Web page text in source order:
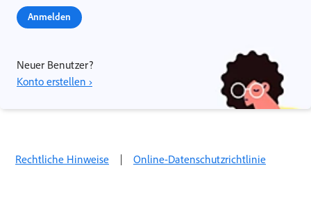
Anmelden
Neuer Benutzer?
Konto erstellen ›
Rechtliche Hinweise | Online-Datenschutzrichtlinie